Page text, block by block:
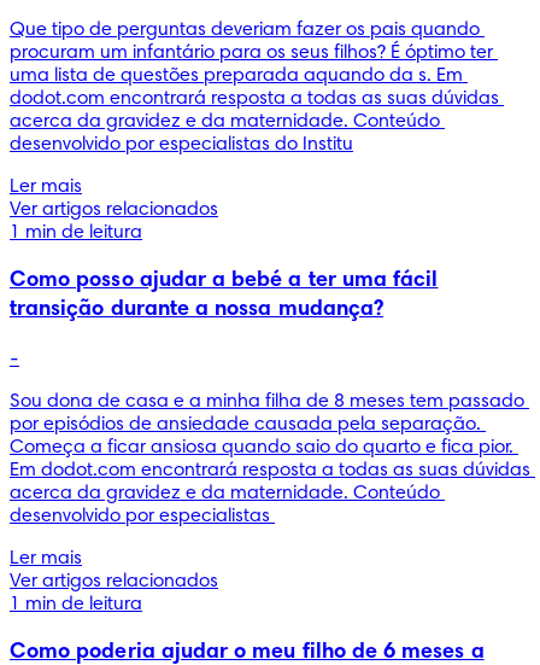
Que tipo de perguntas deveriam fazer os pais quando
procuram um infantário para os seus filhos? É óptimo ter
uma lista de questões preparada aquando da s. Em
dodot.com encontrará resposta a todas as suas dúvidas
acerca da gravidez e da maternidade. Conteúdo
desenvolvido por especialistas do Institu
Ler mais
Ver artigos relacionados
1 min de leitura
Como posso ajudar a bebé a ter uma fácil
transição durante a nossa mudança?
-
Sou dona de casa e a minha filha de 8 meses tem passado
por episódios de ansiedade causada pela separação.
Começa a ficar ansiosa quando saio do quarto e fica pior.
Em dodot.com encontrará resposta a todas as suas dúvidas
acerca da gravidez e da maternidade. Conteúdo
desenvolvido por especialistas
Ler mais
Ver artigos relacionados
1 min de leitura
Como poderia ajudar o meu filho de 6 meses a